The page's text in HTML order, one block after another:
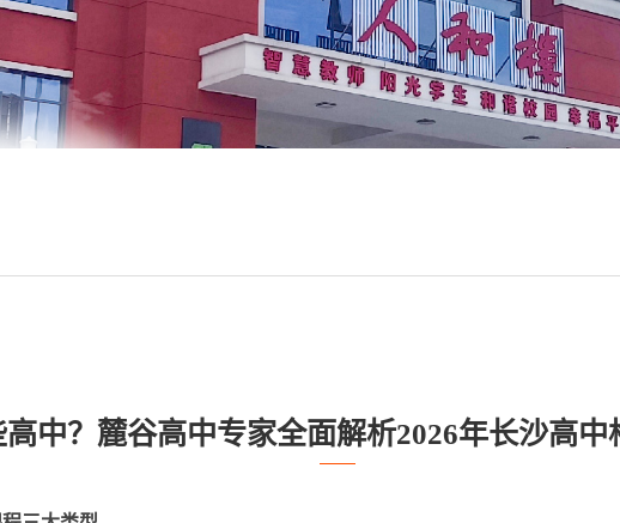
中？麓谷高中专家全面解析2026年长沙高中